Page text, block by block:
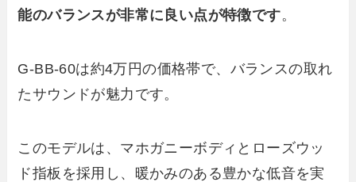
能のバランスが非常に良い点が特徴です。
G-BB-60は約4万円の価格帯で、バランスの取れ
たサウンドが魅力です。
このモデルは、マホガニーボディとローズウッ
ド指板を採用し、暖かみのある豊かな低音を実